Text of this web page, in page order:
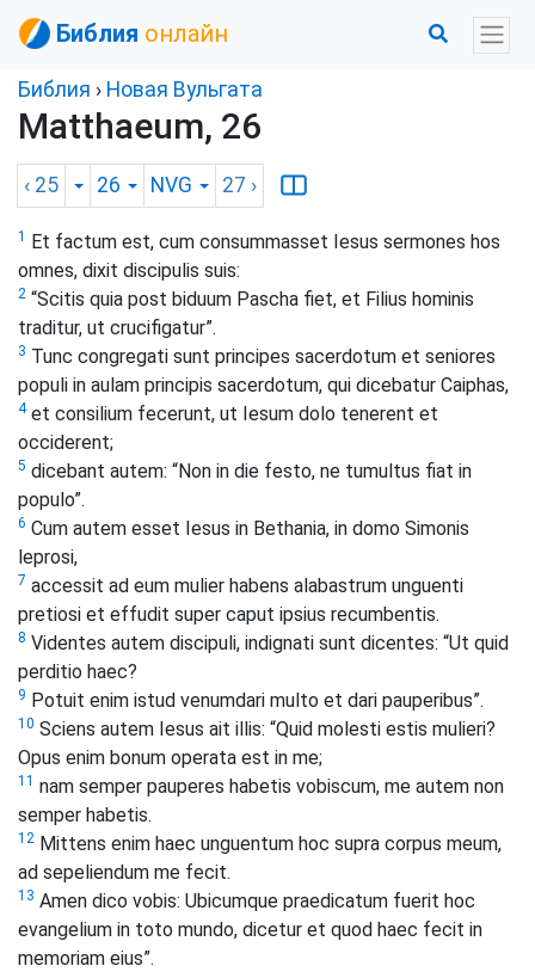
Библия онлайн
Библия › Новая Вульгата
Matthaeum, 26
‹ 25 26 NVG 27 ›
1
Et factum est, cum consummasset Iesus sermones hos
omnes, dixit discipulis suis:
2 “Scitis quia post biduum Pascha fiet, et Filius hominis
traditur, ut crucifigatur”.
3 Tunc congregati sunt principes sacerdotum et seniores
populi in aulam principis sacerdotum, qui dicebatur Caiphas,
4et consilium fecerunt, ut Iesum dolo tenerent et
occiderent;
5 dicebant autem: “Non in die festo, ne tumultus fiat in
populo”.
6 Cum autem esset Iesus in Bethania, in domo Simonis
leprosi,
7 accessit ad eum mulier habens alabastrum unguenti
pretiosi et effudit super caput ipsius recumbentis.
8 Videntes autem discipuli, indignati sunt dicentes: “Ut quid
perditio haec?
9 Potuit enim istud venumdari multo et dari pauperibus”.
10 Sciens autem Iesus ait illis: “Quid molesti estis mulieri?
Opus enim bonum operata est in me;
11 nam semper pauperes habetis vobiscum, me autem non
semper habetis.
12 Mittens enim haec unguentum hoc supra corpus meum,
ad sepeliendum me fecit.
13 Amen dico vobis: Ubicumque praedicatum fuerit hoc
evangelium in toto mundo, dicetur et quod haec fecit in
memoriam eius”.